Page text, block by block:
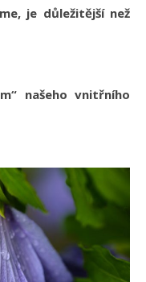
je důležitější než
našeho vnitřního